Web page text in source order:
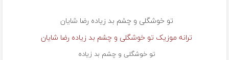
تو خوشگلی و چشم بد زیاده رضا شایان
ترانه موزیک تو خوشگلی و چشم بد زیاده رضا شایان
تو خوشگلی و چشم بد زیاده